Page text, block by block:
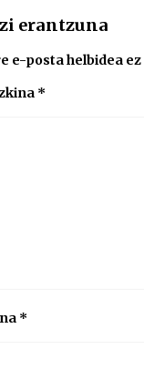
erantzuna
e-posta helbidea
*
*